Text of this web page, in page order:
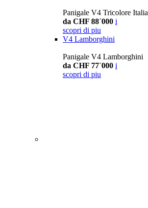
Panigale V4 Tricolore Italia
da CHF 88´000 i
scopri di piu
V4 Lamborghini
Panigale V4 Lamborghini
da CHF 77´000 i
scopri di piu